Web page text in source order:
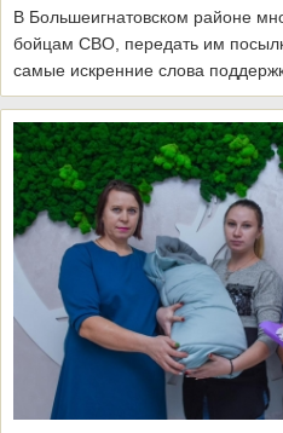
В Большеигнатовском районе
бойцам СВО, передать им
самые искренние слова